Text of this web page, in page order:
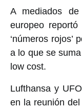
A mediados
europeo
‘números rojos’
a lo que se
low cost.
Lufthansa y
en la reunión